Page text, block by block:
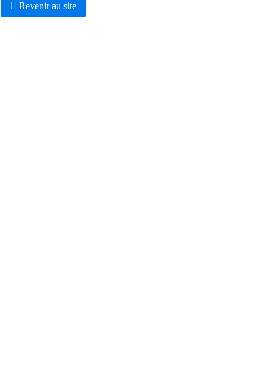
Revenir au site